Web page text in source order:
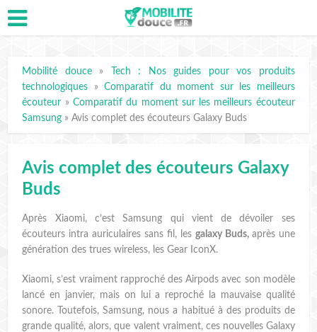
Mobilité douce»
Tech : Nos guides pour vos produits
technologiques »Comparatif du moment sur les meilleurs
écouteur » Comparatif du moment sur les meilleurs écouteur
Samsung »Avis complet des écouteurs Galaxy Buds
Avis complet des écouteurs Galaxy
Buds
Après Xiaomi, c’est Samsung qui vient de dévoiler ses
écouteurs intra auriculaires sans fil, les galaxy Buds, après une
génération des trues wireless, les Gear IconX.
Xiaomi, s’est vraiment rapproché des Airpods avec son modèle
lancé en janvier, mais on lui a reproché la mauvaise qualité
sonore. Toutefois, Samsung, nous a habitué à des produits de
grande qualité, alors, que valent vraiment, ces nouvelles Galaxy